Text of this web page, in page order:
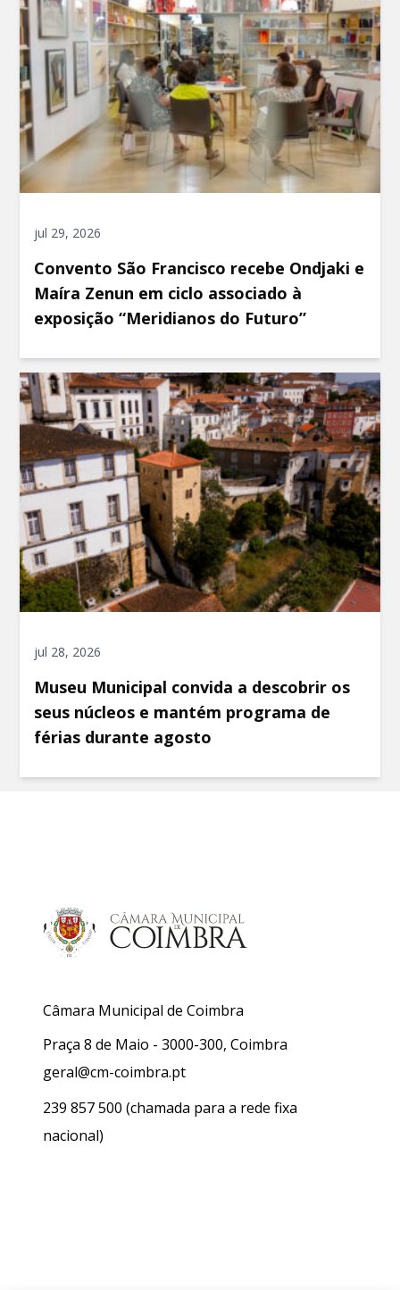
jul 29, 2026
Convento São Francisco recebe Ondjaki e
Maíra Zenun em ciclo associado à
exposição “Meridianos do Futuro”
jul 28, 2026
Museu Municipal convida a descobrir os
seus núcleos e mantém programa de
férias durante agosto
Câmara Municipal de Coimbra
Praça 8 de Maio - 3000-300, Coimbra
geral@cm-coimbra.pt
239 857 500 (chamada para a rede fixa
nacional)